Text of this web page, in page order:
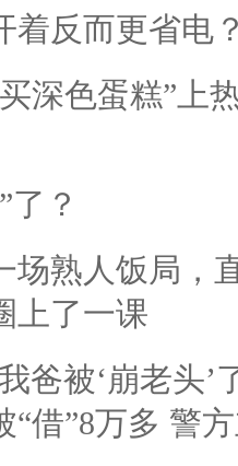
着反而更省电
深色蛋糕”上
了？
场熟人饭局，
上了一课
爸被‘崩老头’
“借”8万多 警